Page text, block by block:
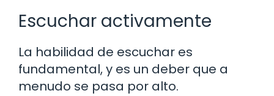
Escuchar activamente
La habilidad de escuchar es
fundamental, y es un deber que a
menudo se pasa por alto.